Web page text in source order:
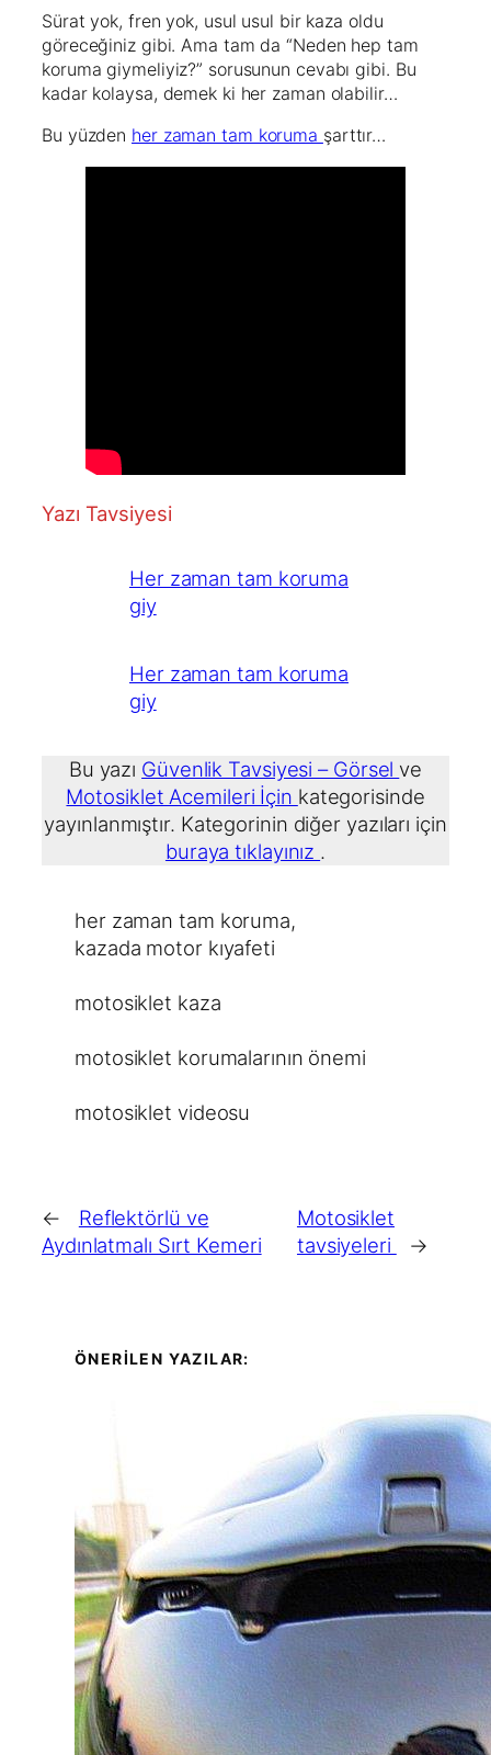
Sürat yok, fren yok, usul usul bir kaza oldu
göreceğiniz gibi. Ama tam da “Neden hep tam
koruma giymeliyiz?” sorusunun cevabı gibi. Bu
kadar kolaysa, demek ki her zaman olabilir…
Bu yüzden her zaman tam koruma şarttır…
Yazı Tavsiyesi
Her zaman tam koruma
giy
Her zaman tam koruma
giy
Bu yazı Güvenlik Tavsiyesi – Görsel ve
Motosiklet Acemileri İçin kategorisinde
yayınlanmıştır. Kategorinin diğer yazıları için
buraya tıklayınız .
her zaman tam koruma,
kazada motor kıyafeti
motosiklet kaza
motosiklet korumalarının önemi
motosiklet videosu
←
Reflektörlü ve
Aydınlatmalı Sırt Kemeri
Motosiklet
tavsiyeleri
→
ÖNERİLEN YAZILAR: